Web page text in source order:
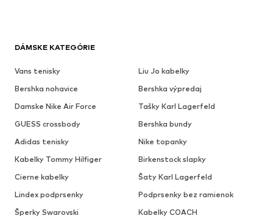
DÁMSKE KATEGÓRIE
Vans tenisky
Liu Jo kabelky
Bershka nohavice
Bershka výpredaj
Damske Nike Air Force
Tašky Karl Lagerfeld
GUESS crossbody
Bershka bundy
Adidas tenisky
Nike topanky
Kabelky Tommy Hilfiger
Birkenstock slapky
Cierne kabelky
Šaty Karl Lagerfeld
Lindex podprsenky
Podprsenky bez ramienok
Šperky Swarovski
Kabelky COACH